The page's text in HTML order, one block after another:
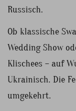
Russisch.
Ob klassische
Wedding Show
Klischees – auf
Ukrainisch. Die
umgekehrt.